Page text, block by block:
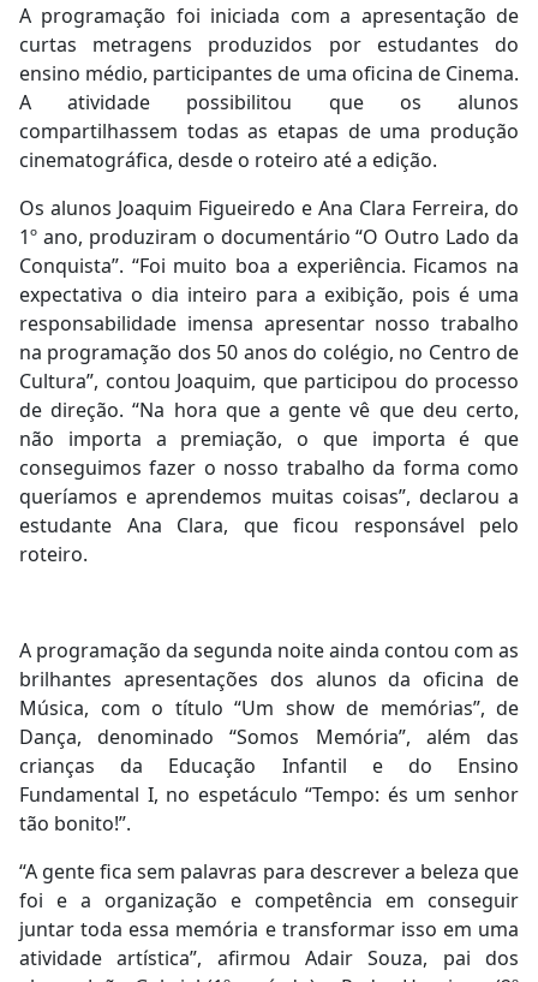
A programação foi iniciada com a apresentação de
curtas metragens produzidos por estudantes do
ensino médio, participantes de uma oficina de Cinema.
A atividade possibilitou que os alunos
compartilhassem todas as etapas de uma produção
cinematográfica, desde o roteiro até a edição.
Os alunos Joaquim Figueiredo e Ana Clara Ferreira, do
1º ano, produziram o documentário “O Outro Lado da
Conquista”. “Foi muito boa a experiência. Ficamos na
expectativa o dia inteiro para a exibição, pois é uma
responsabilidade imensa apresentar nosso trabalho
na programação dos 50 anos do colégio, no Centro de
Cultura”, contou Joaquim, que participou do processo
de direção. “Na hora que a gente vê que deu certo,
não importa a premiação, o que importa é que
conseguimos fazer o nosso trabalho da forma como
queríamos e aprendemos muitas coisas”, declarou a
estudante Ana Clara, que ficou responsável pelo
roteiro.
A programação da segunda noite ainda contou com as
brilhantes apresentações dos alunos da oficina de
Música, com o título “Um show de memórias”, de
Dança, denominado “Somos Memória”, além das
crianças da Educação Infantil e do Ensino
Fundamental I, no espetáculo “Tempo: és um senhor
tão bonito!”.
“A gente fica sem palavras para descrever a beleza que
foi e a organização e competência em conseguir
juntar toda essa memória e transformar isso em uma
atividade artística”, afirmou Adair Souza, pai dos